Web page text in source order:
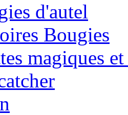
d'autel
Bougies
magiques